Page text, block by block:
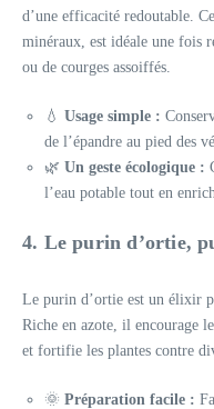
d’une efficacité redoutable.
minéraux, est idéale une fois
ou de courges assoiffés.
💧 Usage simple :
de l’épandre au pied des
🌿 Un geste écologique :
l’eau potable tout en
4. Le purin d’ortie,
Le purin d’ortie est un élixir
Riche en azote, il encourage
et fortifie les plantes contre
🌞 Préparation facile :